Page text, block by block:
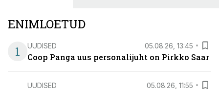
ENIMLOETUD
1
UUDISED 05.08.26, 13:45
Coop Panga uus personalijuht on Pirkko Saar
UUDISED 05.08.26, 11:55